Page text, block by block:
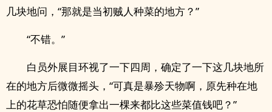
几块地问，“那就是当初贼人种菜的地方？”
“不错。”
白员外展目环视了一下四周，确定了一下这几块地所
在的地方后微微摇头，“可真是暴殄天物啊，原先种在地
上的花草恐怕随便拿出一棵来都比这些菜值钱吧？”